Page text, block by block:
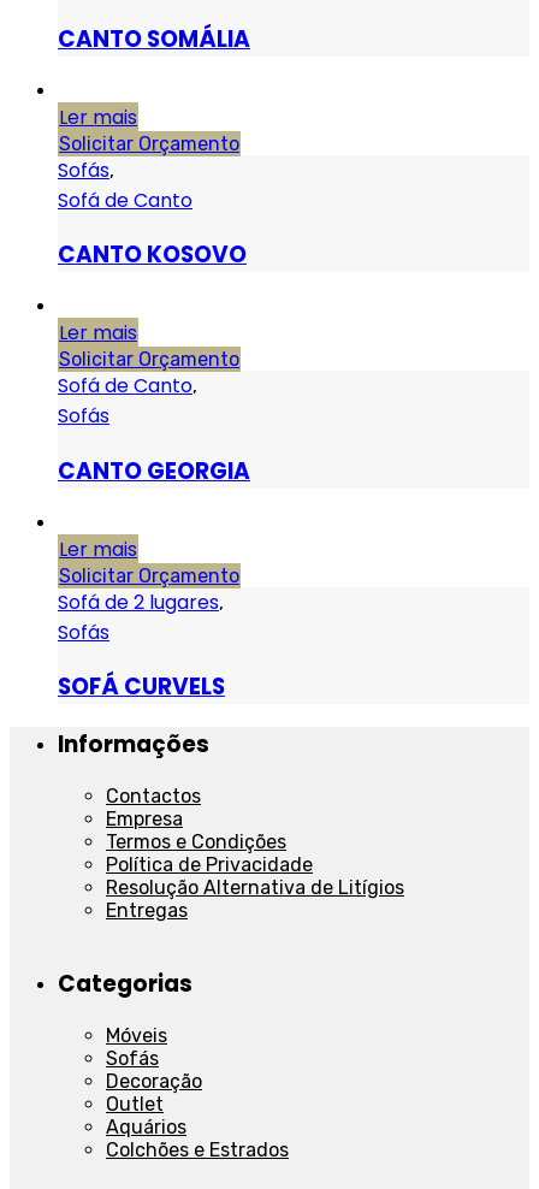
CANTO SOMÁLIA
Ler mais
Solicitar Orçamento
Sofás,
Sofá de Canto
CANTO KOSOVO
Ler mais
Solicitar Orçamento
Sofá de Canto,
Sofás
CANTO GEORGIA
Ler mais
Solicitar Orçamento
Sofá de 2 lugares,
Sofás
SOFÁ CURVELS
Informações
Contactos
Empresa
Termos e Condições
Política de Privacidade
Resolução Alternativa de Litígios
Entregas
Categorias
Móveis
Sofás
Decoração
Outlet
Aquários
Colchões e Estrados